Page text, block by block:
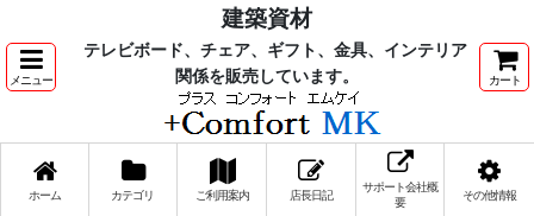
建築資材
メニュー
テレビボード、チェア、ギフト、金具、インテリア
関係を販売しています。
カート
ホーム カテゴリ ご利用案内 店長日記
サポート会社概
要
その他情報